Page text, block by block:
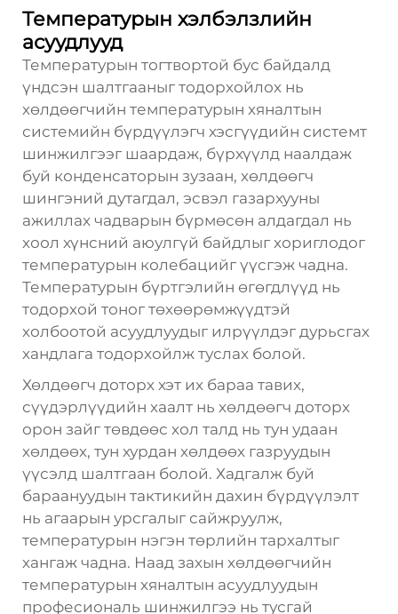
Температурын хэлбэлзлийн
асуудлууд
Температурын тогтвортой бус байдалд
үндсэн шалтгааныг тодорхойлох нь
хөлдөөгчийн температурын хяналтын
системийн бүрдүүлэгч хэсгүүдийн системт
шинжилгээг шаардаж, бүрхүүлд наалдаж
буй конденсаторын зузаан, хөлдөөгч
шингэний дутагдал, эсвэл газархууны
ажиллах чадварын бүрмөсөн алдагдал нь
хоол хүнсний аюулгүй байдлыг хориглодог
температурын колебацийг үүсгэж чадна.
Температурын бүртгэлийн өгөгдлүүд нь
тодорхой тоног төхөөрөмжүүдтэй
холбоотой асуудлуудыг илрүүлдэг дурьсгах
хандлага тодорхойлж туслах болой.
Хөлдөөгч доторх хэт их бараа тавих,
сүүдэрлүүдийн хаалт нь хөлдөөгч доторх
орон зайг төвдөөс хол талд нь тун удаан
хөлдөөх, тун хурдан хөлдөөх газруудын
үүсэлд шалтгаан болой. Хадгалж буй
бараануудын тактикийн дахин бүрдүүлэлт
нь агаарын урсгалыг сайжруулж,
температурын нэгэн төрлийн тархалтыг
хангаж чадна. Наад захын хөлдөөгчийн
температурын хяналтын асуудлуудын
професиональ шинжилгээ нь тусгай